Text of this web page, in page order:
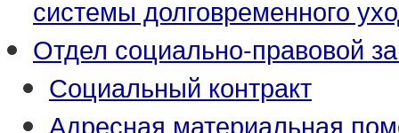
системы долговременного
Отдел социально-правовой
Социальный контракт
Адресная материальная